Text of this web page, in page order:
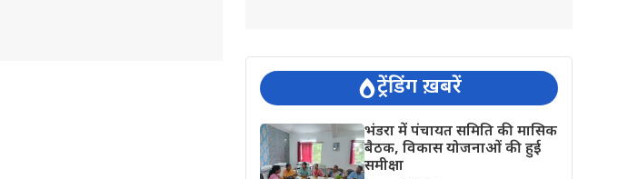
ट्रेंडिंग ख़बरें
भंडरा में पंचायत समिति की मासिक
बैठक, विकास योजनाओं की हुई
समीक्षा